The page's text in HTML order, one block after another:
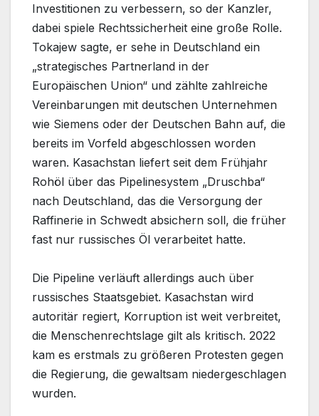
Investitionen zu verbessern, so der Kanzler,
dabei spiele Rechtssicherheit eine große Rolle.
Tokajew sagte, er sehe in Deutschland ein
„strategisches Partnerland in der
Europäischen Union“ und zählte zahlreiche
Vereinbarungen mit deutschen Unternehmen
wie Siemens oder der Deutschen Bahn auf, die
bereits im Vorfeld abgeschlossen worden
waren. Kasachstan liefert seit dem Frühjahr
Rohöl über das Pipelinesystem „Druschba“
nach Deutschland, das die Versorgung der
Raffinerie in Schwedt absichern soll, die früher
fast nur russisches Öl verarbeitet hatte.
Die Pipeline verläuft allerdings auch über
russisches Staatsgebiet. Kasachstan wird
autoritär regiert, Korruption ist weit verbreitet,
die Menschenrechtslage gilt als kritisch. 2022
kam es erstmals zu größeren Protesten gegen
die Regierung, die gewaltsam niedergeschlagen
wurden.